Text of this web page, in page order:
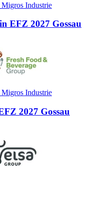
Industrie
EFZ 2027 Gossau
Industrie
2027 Gossau